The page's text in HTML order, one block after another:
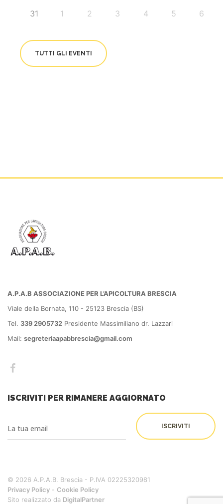
31 1 2 3 4 5 6
TUTTI GLI EVENTI
A.P.A.B ASSOCIAZIONE PER L’APICOLTURA BRESCIA
Viale della Bornata, 110 - 25123 Brescia (BS)
Tel. 339 2905732 Presidente Massimiliano dr. Lazzari
Mail: segreteriaapabbrescia@gmail.com
ISCRIVITI PER RIMANERE AGGIORNATO
© 2026 A.P.A.B. Brescia - P.IVA 02225320981
Privacy Policy - Cookie Policy
Sito realizzato da DigitalPartner